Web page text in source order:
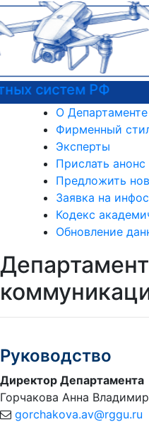
Подготовительные
О Департаменте
Фирменный
Эксперты
Прислать анонс
Предложить
Заявка на
Кодекс
Обновление
Департамент
Руководство
Директор Департамента
Горчакова Анна
gorchakova.av@rggu.ru